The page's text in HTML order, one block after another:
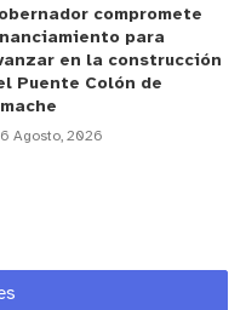
compromete
para
en la construcción
Puente Colón de
6 Agosto, 2026